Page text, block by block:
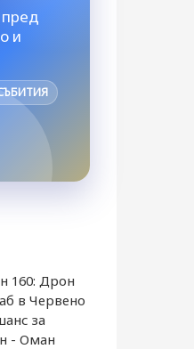
и
160: Дрон
в Червено
за
- Оман